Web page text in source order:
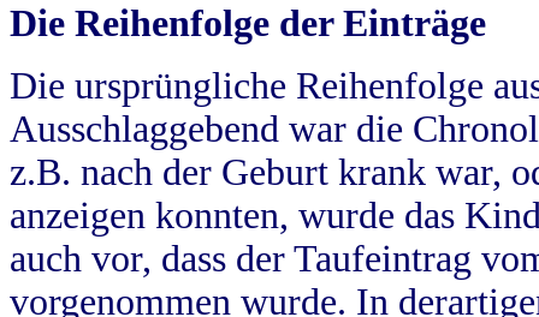
Die Reihenfolge der Einträge
Die ursprüngliche Reihenfolge
Ausschlaggebend war die
z.B. nach der Geburt krank war,
anzeigen konnten, wurde das
auch vor, dass der Taufeintrag
vorgenommen wurde. In